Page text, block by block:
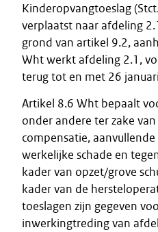
Kinderopvangtoeslag
verplaatst naar afdeling
grond van artikel 9.2,
Wht werkt afdeling 2.1,
terug tot en met 26
Artikel 8.6 Wht bepaalt
onder andere ter zake van
compensatie,
werkelijke schade en
kader van opzet/grove
kader van de
toeslagen zijn gegeven
inwerkingtreding van